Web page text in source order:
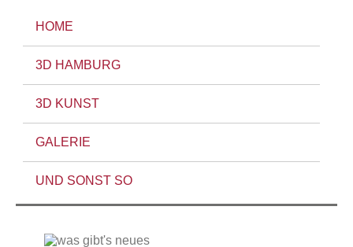
HOME
3D HAMBURG
3D KUNST
GALERIE
UND SONST SO